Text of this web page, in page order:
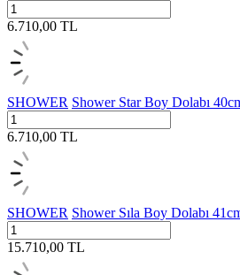
6.710,00 TL
SHOWER Shower Star Boy Dolabı
6.710,00 TL
SHOWER Shower Sıla Boy Dolabı
15.710,00 TL